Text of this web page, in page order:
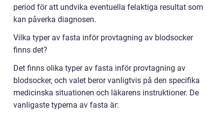
period för att undvika eventuella felaktiga resultat som
kan påverka diagnosen.
Vilka typer av fasta inför provtagning av blodsocker
finns det?
Det finns olika typer av fasta inför provtagning av
blodsocker, och valet beror vanligtvis på den specifika
medicinska situationen och läkarens instruktioner. De
vanligaste typerna av fasta är: